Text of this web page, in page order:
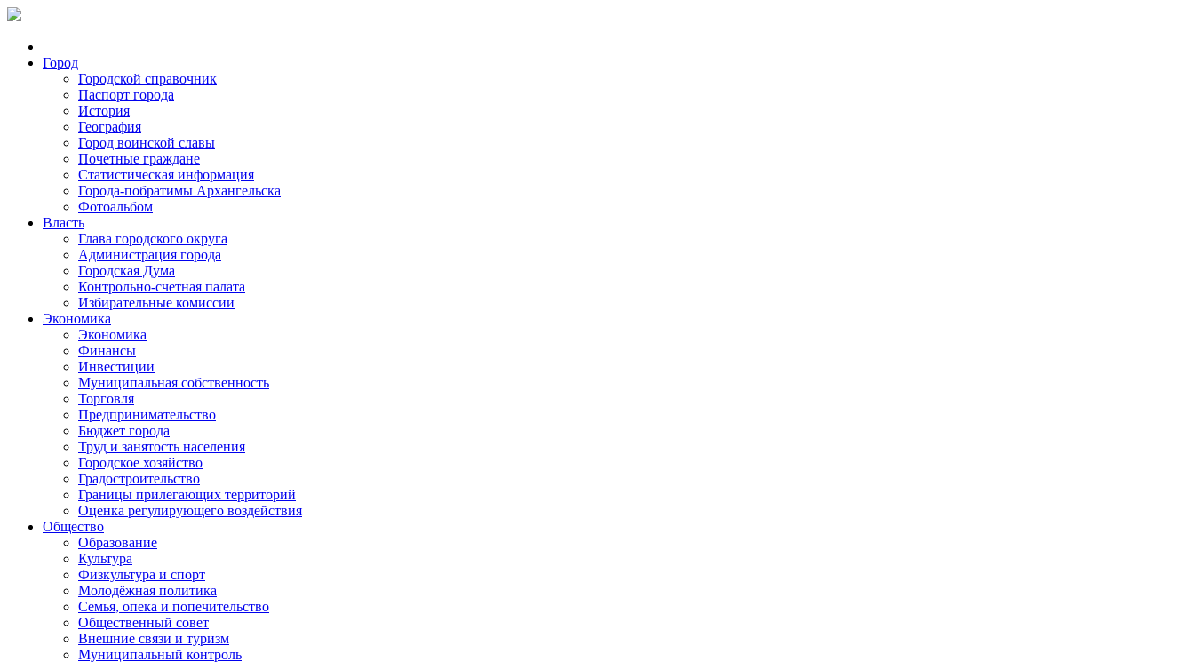
Город
Городской справочник
Паспорт города
История
География
Город воинской славы
Почетные граждане
Статистическая информация
Города-побратимы Архангельска
Фотоальбом
Власть
Глава городского округа
Администрация города
Городская Дума
Контрольно-счетная палата
Избирательные комиссии
Экономика
Экономика
Финансы
Инвестиции
Муниципальная собственность
Торговля
Предпринимательство
Бюджет города
Труд и занятость населения
Городское хозяйство
Градостроительство
Границы прилегающих территорий
Оценка регулирующего воздействия
Общество
Образование
Культура
Физкультура и спорт
Молодёжная политика
Семья, опека и попечительство
Общественный совет
Внешние связи и туризм
Муниципальный контроль